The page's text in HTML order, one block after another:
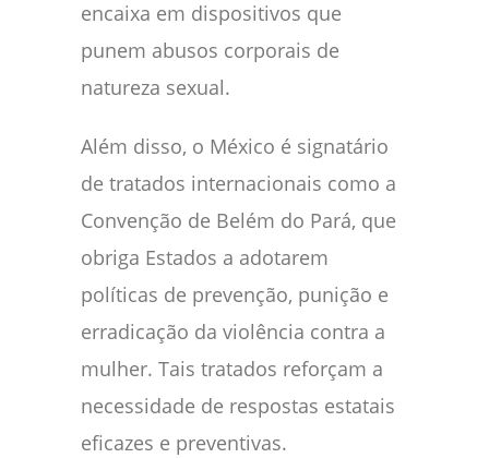
encaixa em dispositivos que
punem abusos corporais de
natureza sexual.
Além disso, o México é signatário
de tratados internacionais como a
Convenção de Belém do Pará, que
obriga Estados a adotarem
políticas de prevenção, punição e
erradicação da violência contra a
mulher. Tais tratados reforçam a
necessidade de respostas estatais
eficazes e preventivas.